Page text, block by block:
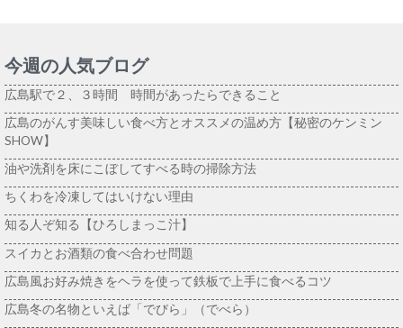
今週の人気ブログ
広島駅で２、３時間 時間があったらできること
広島のがんす美味しい食べ方とオススメの温め方【秘密のケンミン
SHOW】
油や洗剤を床にこぼしてすべる時の掃除方法
ちくわを冷凍してはいけない理由
知る人ぞ知る【ひろしまっこ汁】
スイカとお酒類の食べ合わせ問題
広島風お好み焼きをヘラを使って鉄板で上手に食べるコツ
広島冬の名物といえば「でびら」（でべら）